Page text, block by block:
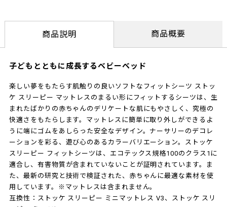
商品説明 商品概要
子どもとともに成長するベビーベッド
楽しい夢をもたらす肌触りの良いソフトなフィットシーツ ストッ
ケ スリーピー マットレスのまるい形にフィットするシーツは、生
まれたばかりの赤ちゃんのデリケートな肌にもやさしく、究極の
快適さをもたらします。​マットレスに簡単に取り外しができるよ
うに端にゴムをあしらった安全なデザイン。ナーサリーのデコレ
ーションを彩る、遊び心のあるカラーバリエーション。​ストッケ
スリーピー フィットシーツは、エコテックス規格100のクラス1に
適合し、有害物質が含まれていないことが証明されています。ま
た、最新の研究と技術で検証された、赤ちゃんに最適な素材を使
用しています。​※マットレスは含まれません。
互換性：ストッケ スリーピー ミニマットレス V3、ストッケ スリ